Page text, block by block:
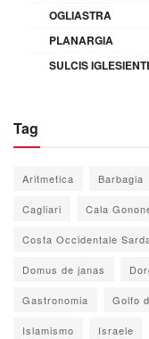
OGLIASTRA
PLANARGIA
SULCIS
Tag
Aritmetica Barbagia
Cagliari Cala
Costa Occidentale
Domus de janas
Gastronomia Golfo
Islamismo Israele